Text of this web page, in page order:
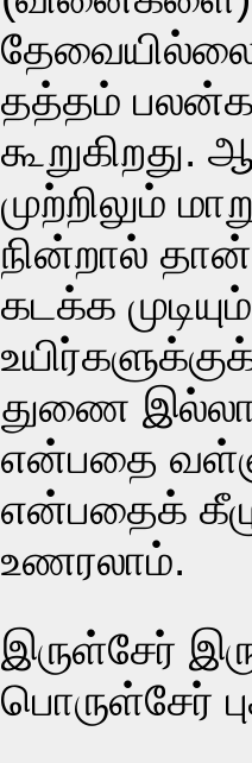
தத்தம்
முற்றிலும்
நின்றால்
கடக்க
துணை
என்பதை
என்பதைக்
உணரலாம்.
இருள்சேர்
பொருள்சேர்